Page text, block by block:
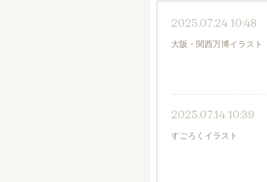
2025.07.24 10:48
大阪・関西万博イラスト
2025.07.14 10:39
すごろくイラスト